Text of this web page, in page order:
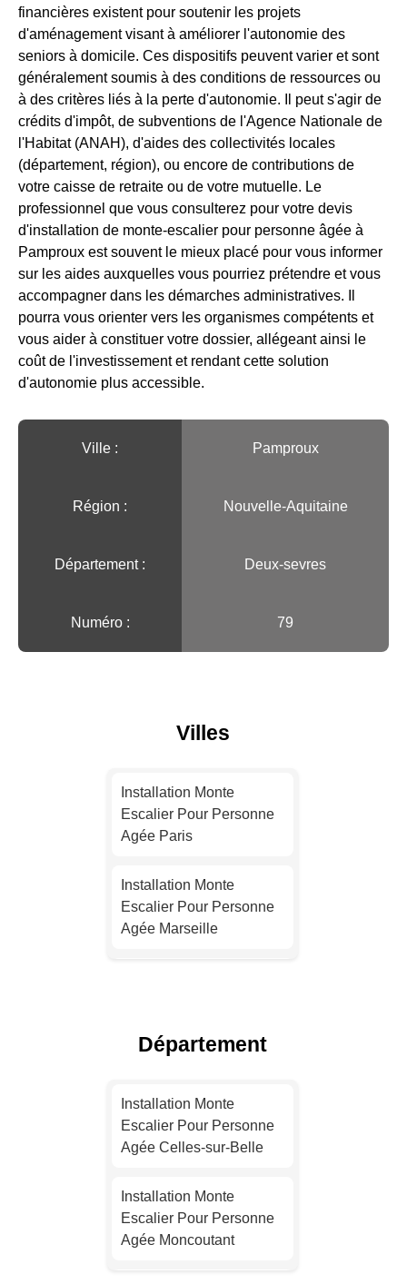
financières existent pour soutenir les projets
d'aménagement visant à améliorer l'autonomie des
seniors à domicile. Ces dispositifs peuvent varier et sont
généralement soumis à des conditions de ressources ou
à des critères liés à la perte d'autonomie. Il peut s'agir de
crédits d'impôt, de subventions de l'Agence Nationale de
l'Habitat (ANAH), d'aides des collectivités locales
(département, région), ou encore de contributions de
votre caisse de retraite ou de votre mutuelle. Le
professionnel que vous consulterez pour votre devis
d'installation de monte-escalier pour personne âgée à
Pamproux est souvent le mieux placé pour vous informer
sur les aides auxquelles vous pourriez prétendre et vous
accompagner dans les démarches administratives. Il
pourra vous orienter vers les organismes compétents et
vous aider à constituer votre dossier, allégeant ainsi le
coût de l'investissement et rendant cette solution
d'autonomie plus accessible.
Ville :️ Pamproux
Région :️ Nouvelle-Aquitaine
Département : Deux-sevres
Numéro : 79
Villes
Installation Monte
Escalier Pour Personne
Agée Paris
Installation Monte
Escalier Pour Personne
Agée Marseille
Département
Installation Monte
Escalier Pour Personne
Agée Celles-sur-Belle
Installation Monte
Escalier Pour Personne
Agée Moncoutant